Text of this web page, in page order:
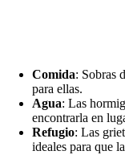
Comida: Sobras
para ellas.
Agua: Las
encontrarla en
Refugio: Las
ideales para que